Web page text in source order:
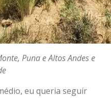
Puna e Altos Andes e
eu queria seguir